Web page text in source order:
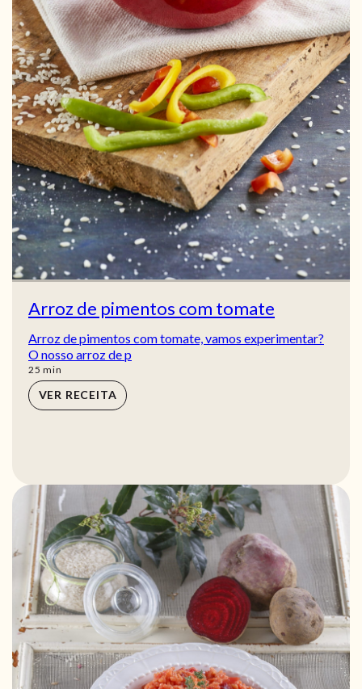
Arroz de pimentos com tomate
Arroz de pimentos com tomate, vamos experimentar?
O nosso arroz de p
25 min
min
VER RECEITA